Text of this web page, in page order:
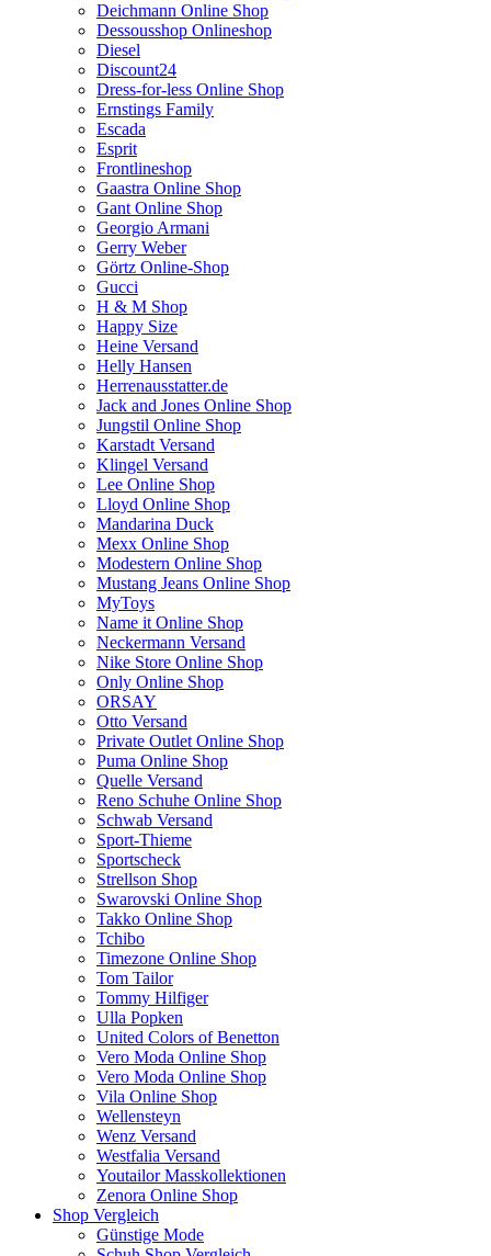
Deichmann Online Shop
Dessousshop Onlineshop
Diesel
Discount24
Dress-for-less Online Shop
Ernstings Family
Escada
Esprit
Frontlineshop
Gaastra Online Shop
Gant Online Shop
Georgio Armani
Gerry Weber
Görtz Online-Shop
Gucci
H & M Shop
Happy Size
Heine Versand
Helly Hansen
Herrenausstatter.de
Jack and Jones Online Shop
Jungstil Online Shop
Karstadt Versand
Klingel Versand
Lee Online Shop
Lloyd Online Shop
Mandarina Duck
Mexx Online Shop
Modestern Online Shop
Mustang Jeans Online Shop
MyToys
Name it Online Shop
Neckermann Versand
Nike Store Online Shop
Only Online Shop
ORSAY
Otto Versand
Private Outlet Online Shop
Puma Online Shop
Quelle Versand
Reno Schuhe Online Shop
Schwab Versand
Sport-Thieme
Sportscheck
Strellson Shop
Swarovski Online Shop
Takko Online Shop
Tchibo
Timezone Online Shop
Tom Tailor
Tommy Hilfiger
Ulla Popken
United Colors of Benetton
Vero Moda Online Shop
Vero Moda Online Shop
Vila Online Shop
Wellensteyn
Wenz Versand
Westfalia Versand
Youtailor Masskollektionen
Zenora Online Shop
Shop Vergleich
Günstige Mode